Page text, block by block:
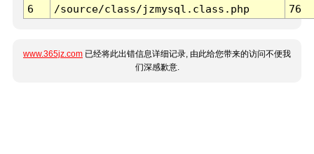
6
/source/class/jzmysql.class.php 76
www.365jz.com 已经将此出错信息详细记录, 由此给您带来的访问不便我
们深感歉意.